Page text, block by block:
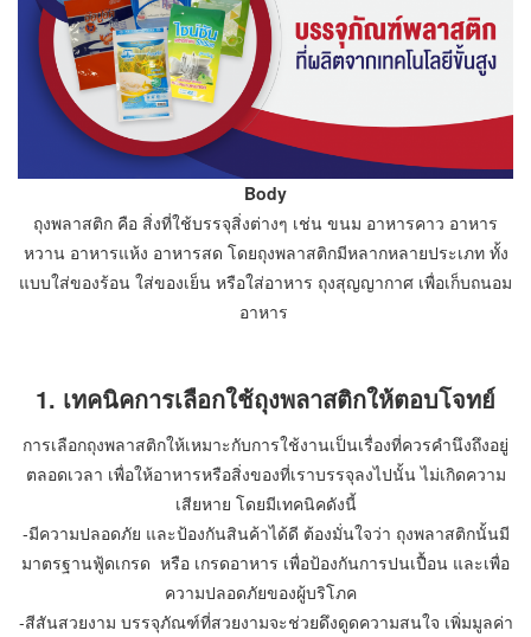
Body
ถุงพลาสติก คือ สิ่งที่ใช้บรรจุสิ่งต่างๆ เช่น ขนม อาหารคาว อาหาร
หวาน อาหารแห้ง อาหารสด โดยถุงพลาสติกมีหลากหลายประเภท ทั้ง
แบบใส่ของร้อน ใส่ของเย็น หรือใส่อาหาร ถุงสุญญากาศ เพื่อเก็บถนอม
อาหาร
1. เทคนิคการเลือกใช้ถุงพลาสติกให้ตอบโจทย์
การเลือกถุงพลาสติกให้เหมาะกับการใช้งานเป็นเรื่องที่ควรคำนึงถึงอยู่
ตลอดเวลา เพื่อให้อาหารหรือสิ่งของที่เราบรรจุลงไปนั้น ไม่เกิดความ
เสียหาย โดยมีเทคนิคดังนี้
-มีความปลอดภัย และป้องกันสินค้าได้ดี ต้องมั่นใจว่า ถุงพลาสติกนั้นมี
มาตรฐานฟู้ดเกรด หรือ เกรดอาหาร เพื่อป้องกันการปนเปื้อน และเพื่อ
ความปลอดภัยของผู้บริโภค
-สีสันสวยงาม บรรจุภัณฑ์ที่สวยงามจะช่วยดึงดูดความสนใจ เพิ่มมูลค่า